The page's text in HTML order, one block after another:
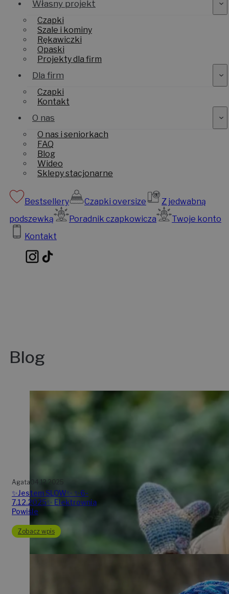
Własny projekt
Czapki
Szale i kominy
Rękawiczki
Opaski
Projekty dla firm
Dla firm
Czapki
Kontakt
O nas
O nas i seniorkach
FAQ
Blog
Wideo
Sklepy stacjonarne
Bestsellery Czapki oversize
Z jedwabną
podszewką
Poradnik czapkowicza
Twoje konto
Kontakt
Blog
Agata 04.12.2025
✨Jestem SLOW✨ ✨6-
7.12.2025✨ Elektrownia
Powiśle
Zobacz wpis